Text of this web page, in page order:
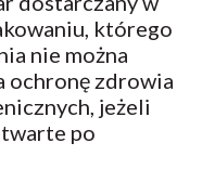
którego
nie można
ochronę zdrowia
jeżeli
po